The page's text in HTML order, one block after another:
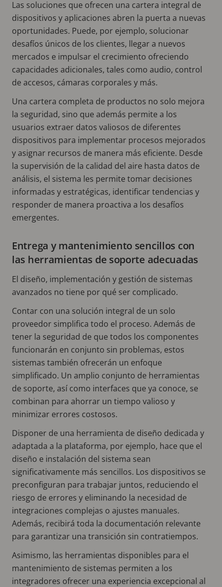
Las soluciones que ofrecen una cartera integral de
dispositivos y aplicaciones abren la puerta a nuevas
oportunidades. Puede, por ejemplo, solucionar
desafíos únicos de los clientes, llegar a nuevos
mercados e impulsar el crecimiento ofreciendo
capacidades adicionales, tales como audio, control
de accesos, cámaras corporales y más.
Una cartera completa de productos no solo mejora
la seguridad, sino que además permite a los
usuarios extraer datos valiosos de diferentes
dispositivos para implementar procesos mejorados
y asignar recursos de manera más eficiente. Desde
la supervisión de la calidad del aire hasta datos de
análisis, el sistema les permite tomar decisiones
informadas y estratégicas, identificar tendencias y
responder de manera proactiva a los desafíos
emergentes.
Entrega y mantenimiento sencillos con
las herramientas de soporte adecuadas
El diseño, implementación y gestión de sistemas
avanzados no tiene por qué ser complicado.
Contar con una solución integral de un solo
proveedor simplifica todo el proceso. Además de
tener la seguridad de que todos los componentes
funcionarán en conjunto sin problemas, estos
sistemas también ofrecerán un enfoque
simplificado. Un amplio conjunto de herramientas
de soporte, así como interfaces que ya conoce, se
combinan para ahorrar un tiempo valioso y
minimizar errores costosos.
Disponer de una herramienta de diseño dedicada y
adaptada a la plataforma, por ejemplo, hace que el
diseño e instalación del sistema sean
significativamente más sencillos. Los dispositivos se
preconfiguran para trabajar juntos, reduciendo el
riesgo de errores y eliminando la necesidad de
integraciones complejas o ajustes manuales.
Además, recibirá toda la documentación relevante
para garantizar una transición sin contratiempos.
Asimismo, las herramientas disponibles para el
mantenimiento de sistemas permiten a los
integradores ofrecer una experiencia excepcional al